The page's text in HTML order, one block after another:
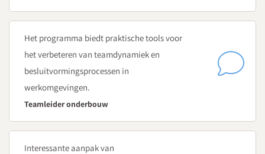
Wat doet de groep (niet)? En welke informatie levert jou
dit op?
Hoe kom je tot een meerderheidsbesluit inclusief de
wijsheid van de minderheid?
Tijdens alle dagen oefen je met het 4 stappen-gespreksmodel
voor inclusieve besluitvorming.
Het programma biedt praktische tools voor
het verbeteren van teamdynamiek en
besluitvormingsprocessen in
werkomgevingen.
Teamleider onderbouw
Interessante aanpak van